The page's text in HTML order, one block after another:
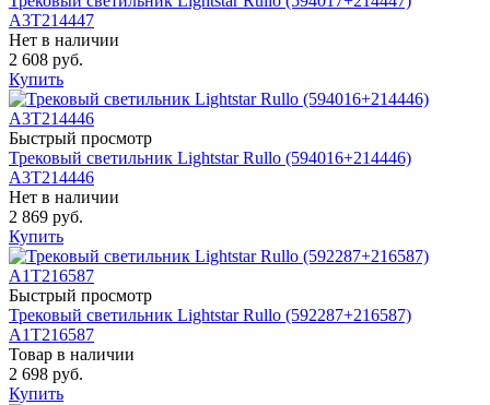
A3T214447
Нет в наличии
2 608 руб.
Купить
Быстрый просмотр
Трековый светильник Lightstar Rullo (594016+214446)
A3T214446
Нет в наличии
2 869 руб.
Купить
Быстрый просмотр
Трековый светильник Lightstar Rullo (592287+216587)
A1T216587
Товар в наличии
2 698 руб.
Купить